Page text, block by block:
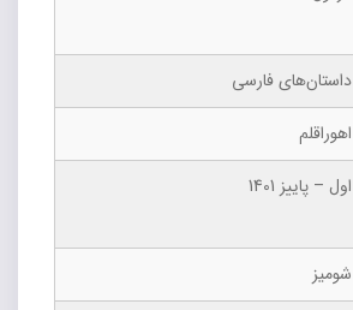
داستان‌های فارسی
اهوراقلم
اول – پاییز 1401
شومیز